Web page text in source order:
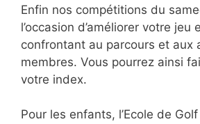
Enfin nos compétitions du
l’occasion d’améliorer votre jeu
confrontant au parcours et aux
membres. Vous pourrez ainsi
votre index.
Pour les enfants, l’Ecole de